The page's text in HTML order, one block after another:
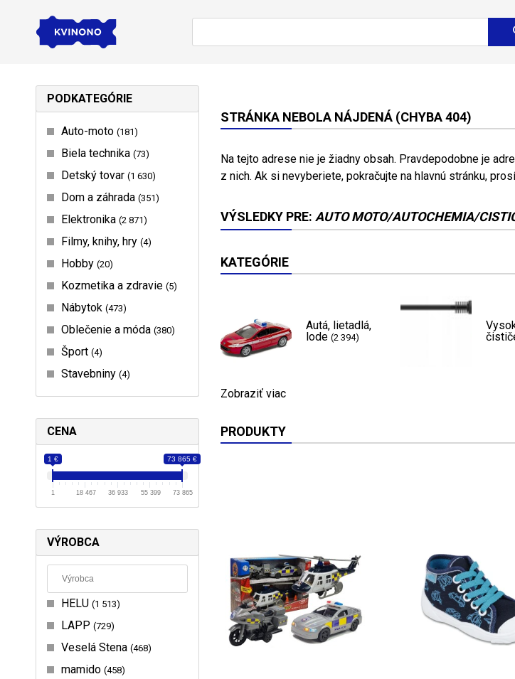
PODKATEGÓRIE
Auto-moto 181
Biela technika 73
Detský tovar 1 630
Dom a záhrada 351
Elektronika 2 871
Filmy, knihy, hry 4
Hobby 20
Kozmetika a zdravie 5
Nábytok 473
Oblečenie a móda 380
Šport 4
Stavebniny 4
CENA
1 € 73 865 €
1 18 467 36 933 55 399 73 865
VÝROBCA
HELU 1 513
LAPP 729
Veselá Stena 468
mamido 458
STRÁNKA NEBOLA NÁJDENÁ (CHYBA 404)
Na tejto adrese nie je žiadny obsah. Pravdepodobne je
z nich. Ak si nevyberiete, pokračujte na hlavnú stránku,
VÝSLEDKY PRE: AUTO MOTO/AUTOCHEMIA/
KATEGÓRIE
Autá, lietadlá,
lode (2 394)
Zobraziť viac
PRODUKTY